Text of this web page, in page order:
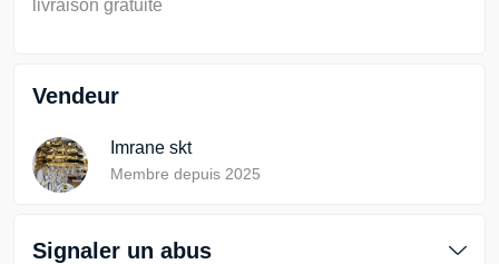
livraison gratuite
Vendeur
Imrane skt
Membre depuis 2025
Signaler un abus